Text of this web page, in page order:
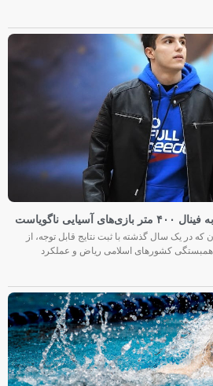
ناگویاست
در یک سال گذشته با ثبت نتایج قابل توجه، از
کشورهای اسلامی ریاض و عملکرد